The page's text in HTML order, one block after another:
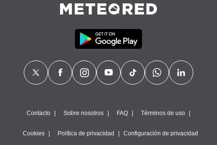
Contacto Sobre nosotros FAQ Términos de uso
Cookies Política de privacidad Configuración de privacidad